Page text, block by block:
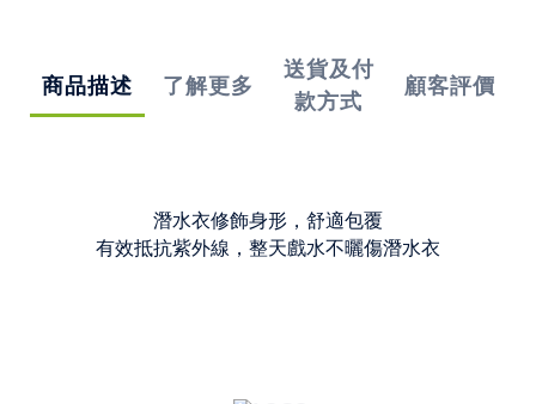
商品描述 了解更多
送貨及付
款方式
顧客評價
潛水衣修飾身形，舒適包覆
有效抵抗紫外線，整天戲水不曬傷潛水衣